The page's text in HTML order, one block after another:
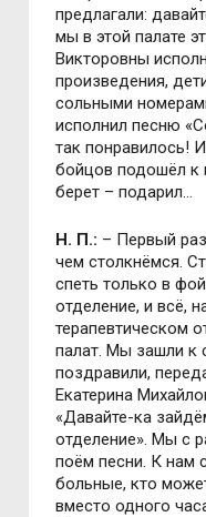
предлагали:
мы в этой палате
Викторовны
произведения,
сольными
исполнил песню
так понравилось!
бойцов подошёл к
берет – подарил…
Н. П.: – Первый
чем столкнёмся.
спеть только в
отделение, и всё,
терапевтическом
палат. Мы зашли к
поздравили,
Екатерина
«Давайте-ка
отделение». Мы с
поём песни. К нам
больные, кто
вместо одного